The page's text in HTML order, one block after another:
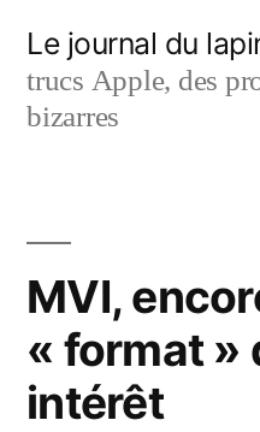
contenu
Le journal du
trucs Apple, des
bizarres
MVI,
« format »
intérêt